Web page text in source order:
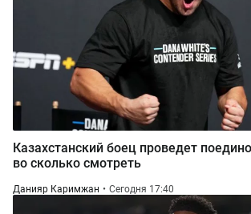
Казахстанский боец проведет
во сколько смотреть
Данияр Каримжан Сегодня 17:40